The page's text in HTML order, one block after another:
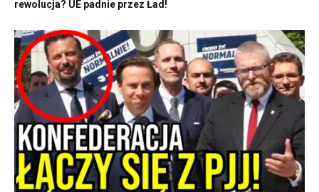
rewolucja? UE padnie przez Ład!